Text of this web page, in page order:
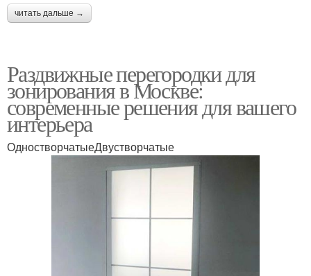
читать дальше →
Раздвижные перегородки для
зонирования в Москве:
современные решения для вашего
интерьера
ОдностворчатыеДвустворчатые